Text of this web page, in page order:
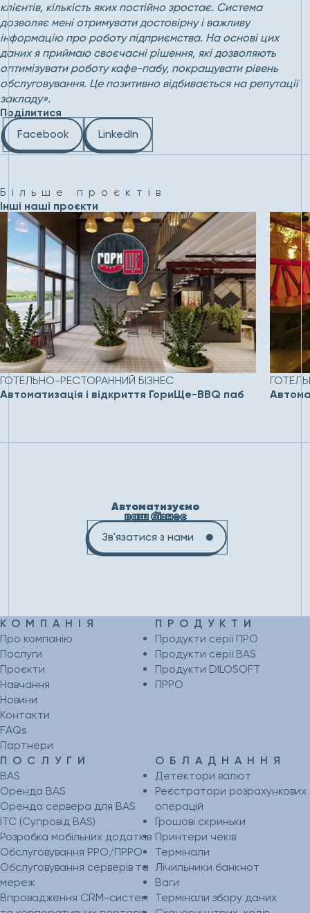
Поділитися
Facebook
LinkedIn
клієнтів, кількість яких постійно зростає. Система
дозволяє мені отримувати достовірну і важливу
інформацію про роботу підприємства. На основі цих
даних я приймаю своєчасні рішення, які дозволяють
оптимізувати роботу кафе-пабу, покращувати рівень
обслуговування. Це позитивно відбивається на репутації
закладу».
Більше проєктів
Інші наші проєкти
ГОТЕЛЬНО-РЕСТОРАННИЙ БІЗНЕС
Автоматизація і відкриття ГориЩе-BBQ паб
Автоматизуємо
ваш бізнес
Зв'язатися з нами
КОМПАНІЯ
Про компанію
Послуги
Проєкти
Навчання
Новини
Контакти
FAQs
Партнери
ПОСЛУГИ
BAS
Оренда BAS
Оренда сервера для BAS
ІТС (Супровід BAS)
Розробка мобільних додатків
Обслуговування РРО/ПРРО
Обслуговування серверів та
мереж
Впровадження CRM-систем
ОБЛАДНАННЯ
Детектори валют
Реєстратори розрахункових
операцій
Грошові скриньки
Принтери чеків
Термінали
Лічильники банкнот
Ваги
Термінали збору даних
ПРОДУКТИ
Продукти серії ПРО
Продукти серії BAS
Продукти DILOSOFT
ПРРО